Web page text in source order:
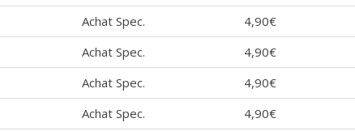
Achat Spec.
4,90€
Achat Spec.
4,90€
Achat Spec.
4,90€
Achat Spec.
4,90€